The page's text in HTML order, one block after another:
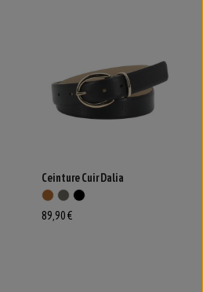
Ceinture Cuir Dalia
89,90 €